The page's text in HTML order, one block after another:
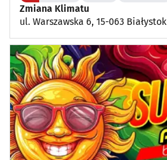
Zmiana Klimatu
ul. Warszawska 6, 15-063 Białystok